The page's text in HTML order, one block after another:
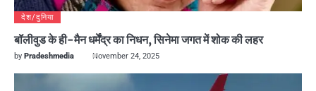
देश/दुनिया
बॉलीवुड के ही-मैन धर्मेंद्र का निधन, सिनेमा जगत में शोक की लहर
by Pradeshmedia November 24, 2025